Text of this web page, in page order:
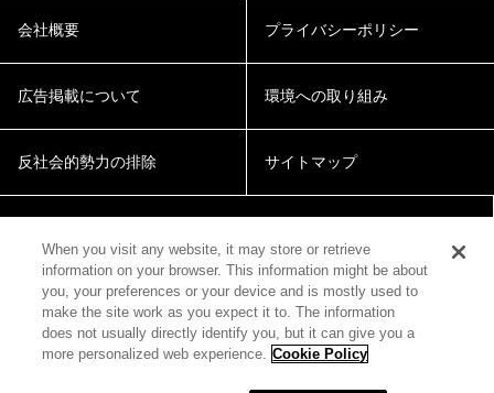
会社概要 プライバシーポリシー
広告掲載について 環境への取り組み
反社会的勢力の排除 サイトマップ
© 2018 Zepp Hall Network Inc.
When you visit any website, it may store or retrieve
information on your browser. This information might be about
you, your preferences or your device and is mostly used to
make the site work as you expect it to. The information
does not usually directly identify you, but it can give you a
more personalized web experience. Cookie Policy